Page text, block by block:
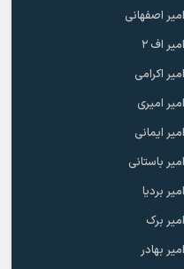
امیر اصفهانی
امیر اف ۲
امیر اکرامی
امیر امیری
امیر ایمانی
امیر باستانی
امیر بردیا
امیر برک
امیر بهادر